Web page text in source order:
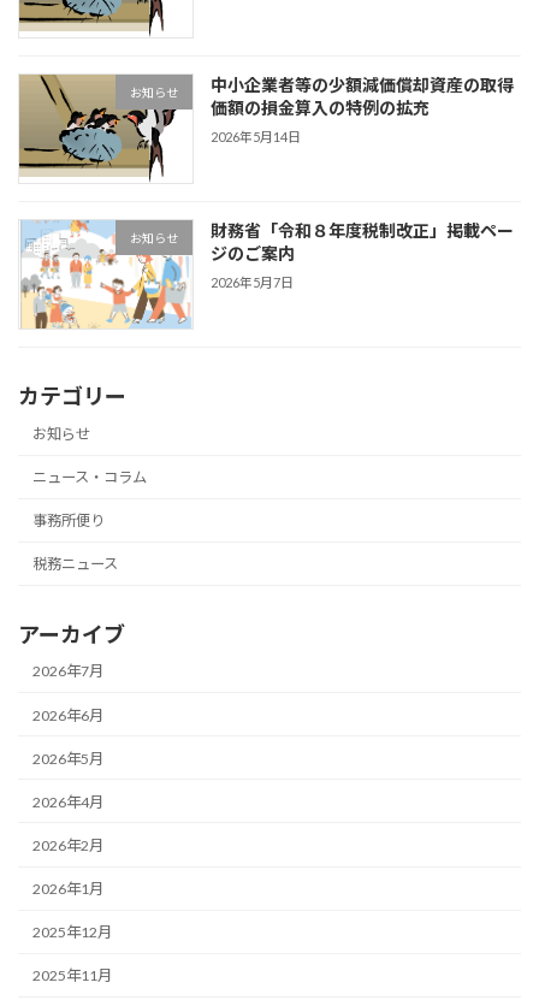
お知らせ
中小企業者等の少額減価償却資産の取得
価額の損金算入の特例の拡充
2026年5月14日
お知らせ
財務省「令和８年度税制改正」掲載ペー
ジのご案内
2026年5月7日
カテゴリー
お知らせ
ニュース・コラム
事務所便り
税務ニュース
アーカイブ
2026年7月
2026年6月
2026年5月
2026年4月
2026年2月
2026年1月
2025年12月
2025年11月